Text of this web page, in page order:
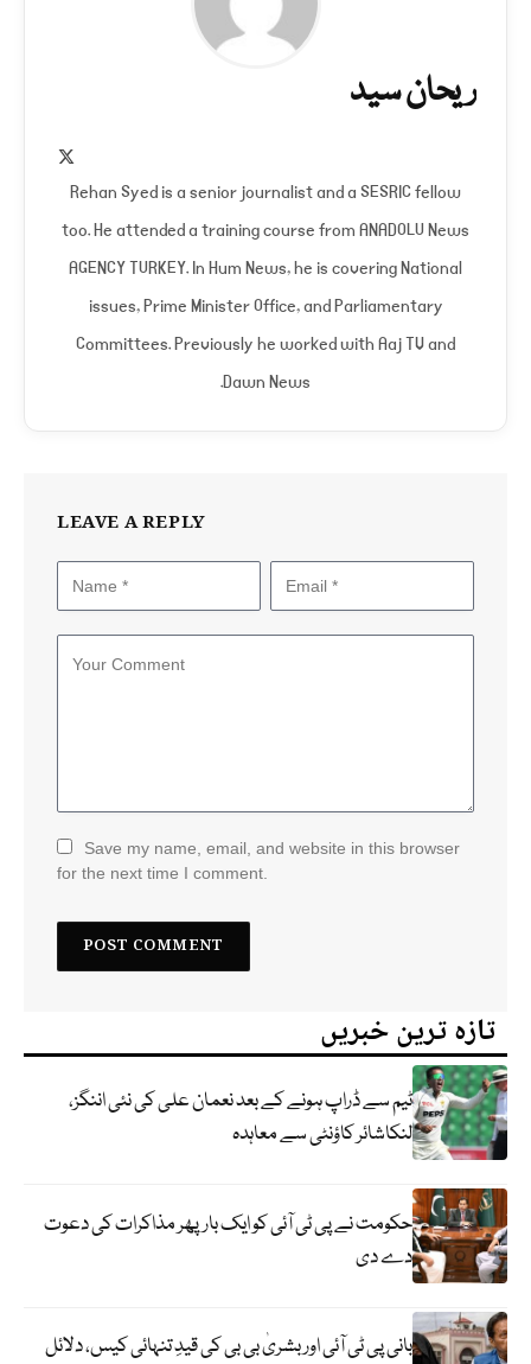
ریحان سید
Rehan Syed is a senior journalist and a SESRIC fellow
too. He attended a training course from ANADOLU News
AGENCY TURKEY. In Hum News, he is covering National
issues, Prime Minister Office, and Parliamentary
Committees. Previously he worked with Aaj TV and
Dawn News.
LEAVE A REPLY
Save my name, email, and website in this browser
for the next time I comment.
تازہ ترین خبریں
ٹیم سے ڈراپ ہونے کے بعد نعمان علی کی نئی اننگز،
لنکاشائر کاؤنٹی سے معاہدہ
حکومت نے پی ٹی آئی کو ایک بارپھر مذاکرات کی دعوت
دے دی
بانی پی ٹی آئی اور بشریٰ بی بی کی قیدِ تنہائی کیس، دلائل